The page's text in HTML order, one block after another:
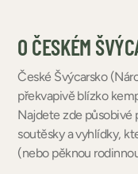
O ČESKÉM
České Švýcarsko
překvapivě blízko
Najdete zde působivé
soutěsky a vyhlídky,
(nebo pěknou